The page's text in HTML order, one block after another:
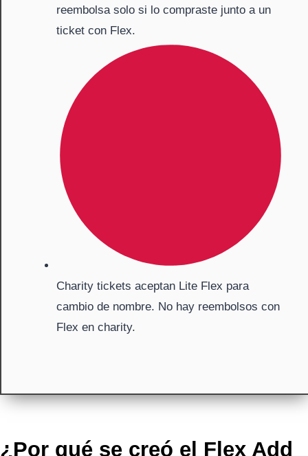
reembolsa solo si lo compraste junto a un
ticket con Flex.
Charity tickets aceptan Lite Flex para
cambio de nombre. No hay reembolsos con
Flex en charity.
¿Por qué se creó el Flex Add